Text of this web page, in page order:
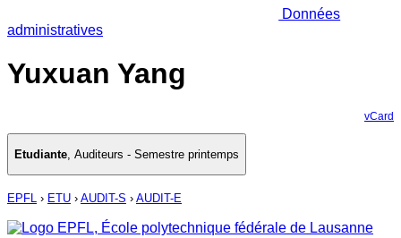
Données
administratives
Yuxuan Yang
vCard
Etudiante, Auditeurs - Semestre printemps
EPFL › ETU › AUDIT-S › AUDIT-E